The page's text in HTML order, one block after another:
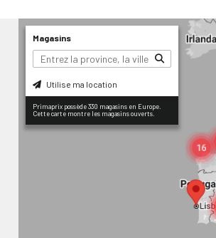
Magasins
Utilise ma location
Primaprix possède 330 magasins en Europe.
Cette carte montre les magasins ouverts.